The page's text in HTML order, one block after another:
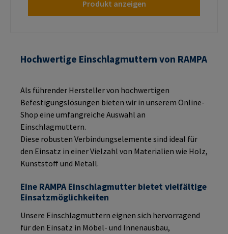
Produkt anzeigen
Hochwertige Einschlagmuttern von RAMPA
Als führender Hersteller von hochwertigen
Befestigungslösungen bieten wir in unserem Online-
Shop eine umfangreiche Auswahl an
Einschlagmuttern.
Diese robusten Verbindungselemente sind ideal für
den Einsatz in einer Vielzahl von Materialien wie Holz,
Kunststoff und Metall.
Eine RAMPA Einschlagmutter bietet vielfältige
Einsatzmöglichkeiten
Unsere Einschlagmuttern eignen sich hervorragend
für den Einsatz in Möbel- und Innenausbau,